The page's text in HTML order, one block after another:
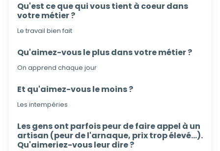
Qu'est ce que qui vous tient à coeur dans
votre métier ?
Le travail bien fait
Qu'aimez-vous le plus dans votre métier ?
On apprend chaque jour
Et qu'aimez-vous le moins ?
Les intempéries
Les gens ont parfois peur de faire appel à un
artisan (peur de l'arnaque, prix trop élevé...).
Qu'aimeriez-vous leur dire ?